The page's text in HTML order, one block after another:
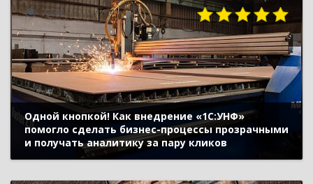
7238
Одной кнопкой! Как внедрение «1С:УНФ»
помогло сделать бизнес-процессы прозрачными
и получать аналитику за пару кликов